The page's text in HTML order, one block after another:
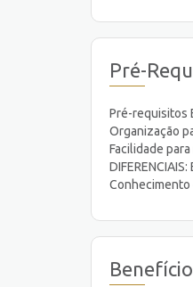
Pré-
Pré-requisitos
Organização
Facilidade
Conhecimento